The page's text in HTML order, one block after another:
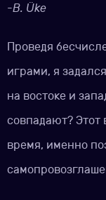
-B. Üke
Проведя
играми, я
на востоке и
совпадают? Этот
время, именно